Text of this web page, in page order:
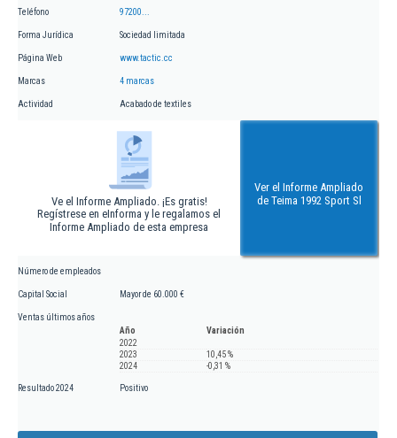
Teléfono 97200...
Forma Jurídica Sociedad limitada
Página Web www.tactic.cc
Marcas 4 marcas
Actividad Acabado de textiles
Ve el Informe Ampliado. ¡Es gratis!
Regístrese en eInforma y le regalamos el
Informe Ampliado de esta empresa
Ver el Informe Ampliado
de Teima 1992 Sport Sl
Número de empleados
Capital Social Mayor de 60.000 €
Ventas últimos años
Año
Variación
2022
2023
10,45 %
2024
-0,31 %
Resultado 2024 Positivo